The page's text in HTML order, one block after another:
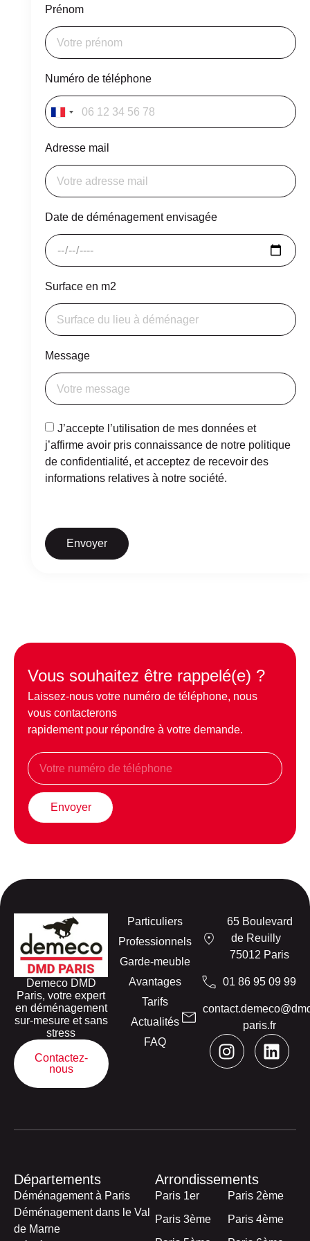
Prénom
Numéro de téléphone
France
+33
Adresse mail
Date de déménagement envisagée
Surface en m2
Message
J’accepte l’utilisation de mes données et
j’affirme avoir pris connaissance de notre politique
de confidentialité, et acceptez de recevoir des
informations relatives à notre société.
Envoyer
Vous souhaitez être rappelé(e) ?
Laissez-nous votre numéro de téléphone, nous
vous contacterons
rapidement pour répondre à votre demande.
Envoyer
Demeco DMD
Paris, votre expert
en déménagement
sur-mesure et sans
stress
Contactez-
nous
65 Boulevard
de Reuilly
75012 Paris
01 86 95 09 99
paris.fr
Particuliers
Professionnels
Garde-meuble
Avantages
Tarifs
Actualités
FAQ
Départements
Déménagement à Paris
Déménagement dans le Val
de Marne
Arrondissements
Paris 1er
Paris 2ème
Paris 3ème
Paris 4ème